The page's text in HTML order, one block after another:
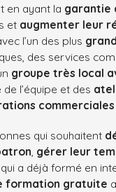
en ayant la garantie
et augmenter leur
l’un des plus
des services
groupe très local
l’équipe et des
commerciales
qui souhaitent
, gérer leur
a déjà formé en
formation gratuite